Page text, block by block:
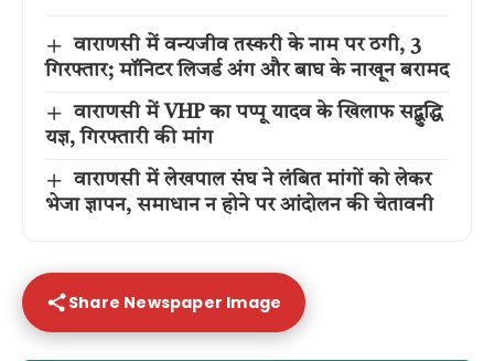
वाराणसी में वन्यजीव तस्करी के नाम पर ठगी, 3
गिरफ्तार; मॉनिटर लिजर्ड अंग और बाघ के नाखून बरामद
वाराणसी में VHP का पप्पू यादव के खिलाफ सद्बुद्धि
यज्ञ, गिरफ्तारी की मांग
वाराणसी में लेखपाल संघ ने लंबित मांगों को लेकर
भेजा ज्ञापन, समाधान न होने पर आंदोलन की चेतावनी
Share Newspaper Image